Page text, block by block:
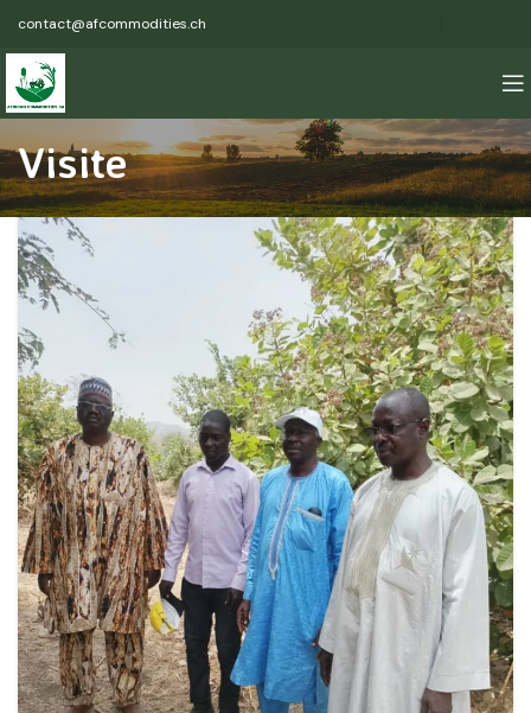
contact@afcommodities.ch
Visite